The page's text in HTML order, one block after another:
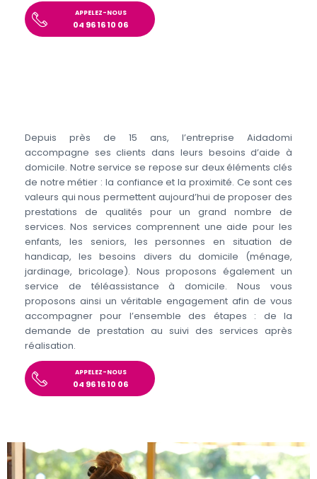
APPELEZ-NOUS
04 96 16 10 06
Depuis près de 15 ans, l’entreprise Aidadomi
accompagne ses clients dans leurs besoins d’aide à
domicile. Notre service se repose sur deux éléments clés
de notre métier : la confiance et la proximité. Ce sont ces
valeurs qui nous permettent aujourd’hui de proposer des
prestations de qualités pour un grand nombre de
services. Nos services comprennent une aide pour les
enfants, les seniors, les personnes en situation de
handicap, les besoins divers du domicile (ménage,
jardinage, bricolage). Nous proposons également un
service de téléassistance à domicile. Nous vous
proposons ainsi un véritable engagement afin de vous
accompagner pour l’ensemble des étapes : de la
demande de prestation au suivi des services après
réalisation.
APPELEZ-NOUS
04 96 16 10 06